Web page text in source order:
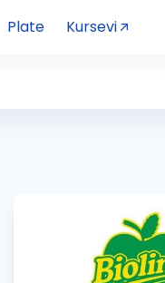
Plate Kursevi